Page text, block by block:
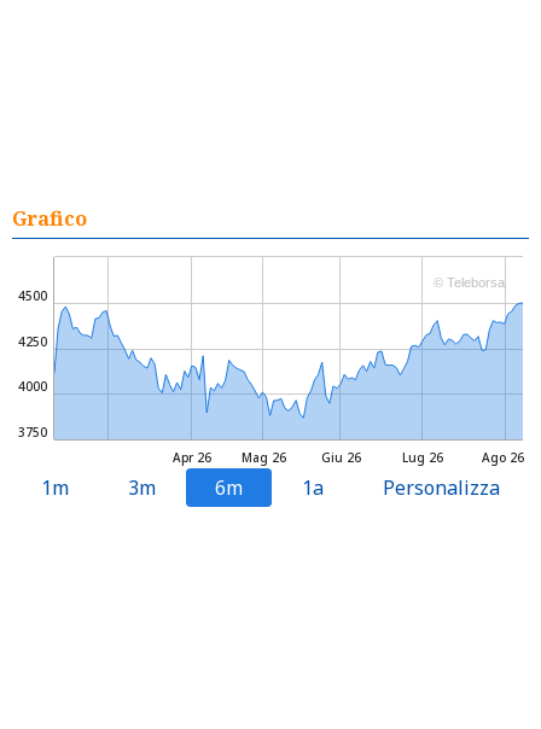
Grafico
Mag 26 Lug 26
Apr 26 Giu 26 Ago 26
3750
4000
4250
4500
© Teleborsa
1m 3m 6m 1a Personalizza